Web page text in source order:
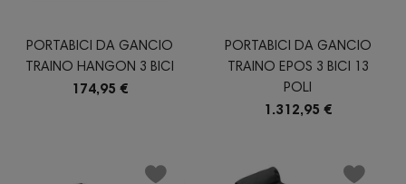
PORTABICI DA GANCIO
TRAINO HANGON 3 BICI
174,95 €
PORTABICI DA GANCIO
TRAINO EPOS 3 BICI 13
POLI
1.312,95 €